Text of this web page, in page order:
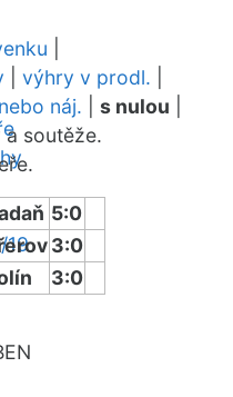
19
výhry v prodl.
náj. s nulou
soutěže.
5:0
3:0
3:0